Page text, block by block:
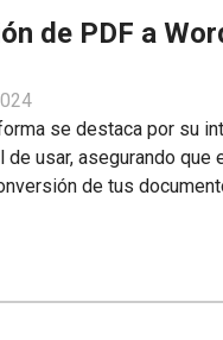
de PDF a
se destaca por su
de usar, asegurando que
de tus
fácilmente cualquier
o instalaciones de